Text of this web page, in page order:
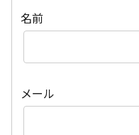
名前
メール